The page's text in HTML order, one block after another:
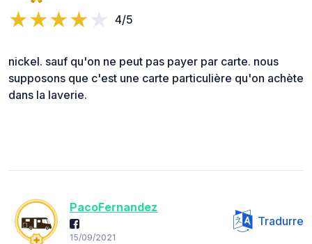
4/5
nickel. sauf qu'on ne peut pas payer par carte. nous
supposons que c'est une carte particulière qu'on achète
dans la laverie.
PacoFernandez
15/09/2021
Tradurre